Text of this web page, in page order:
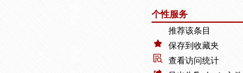
个性服务
推荐该条目
保存到收藏夹
查看访问统计